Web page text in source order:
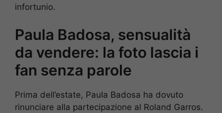
infortunio.
Paula Badosa, sensualità
da vendere: la foto lascia i
fan senza parole
Prima dell’estate, Paula Badosa ha dovuto
rinunciare alla partecipazione al Roland Garros.